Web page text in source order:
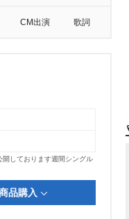
CM出演 歌詞
開しております週間シングル
品購入